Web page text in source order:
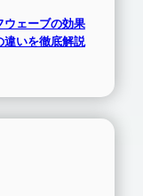
ウェーブの効果
違いを徹底解説